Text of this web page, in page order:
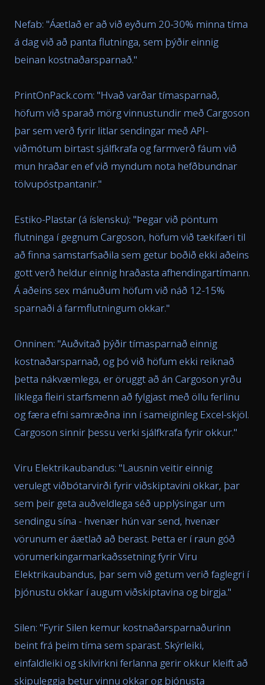
Nefab: "Áætlað er að við eyðum 20-30% minna tíma
á dag við að panta flutninga, sem þýðir einnig
beinan kostnaðarsparnað."
PrintOnPack.com: "Hvað varðar tímasparnað,
höfum við sparað mörg vinnustundir með Cargoson
þar sem verð fyrir litlar sendingar með API-
viðmótum birtast sjálfkrafa og farmverð fáum við
mun hraðar en ef við myndum nota hefðbundnar
tölvupóstpantanir."
Estiko-Plastar (á íslensku): "Þegar við pöntum
flutninga í gegnum Cargoson, höfum við tækifæri til
að finna samstarfsaðila sem getur boðið ekki aðeins
gott verð heldur einnig hraðasta afhendingartímann.
Á aðeins sex mánuðum höfum við náð 12-15%
sparnaði á farmflutningum okkar."
Onninen: "Auðvitað þýðir tímasparnað einnig
kostnaðarsparnað, og þó við höfum ekki reiknað
þetta nákvæmlega, er öruggt að án Cargoson yrðu
líklega fleiri starfsmenn að fylgjast með öllu ferlinu
og færa efni samræðna inn í sameiginleg Excel-skjöl.
Cargoson sinnir þessu verki sjálfkrafa fyrir okkur."
Viru Elektrikaubandus: "Lausnin veitir einnig
verulegt viðbótarvirði fyrir viðskiptavini okkar, þar
sem þeir geta auðveldlega séð upplýsingar um
sendingu sína - hvenær hún var send, hvenær
vörunum er áætlað að berast. Þetta er í raun góð
vörumerkingarmarkaðssetning fyrir Viru
Elektrikaubandus, þar sem við getum verið faglegri í
þjónustu okkar í augum viðskiptavina og birgja."
Silen: "Fyrir Silen kemur kostnaðarsparnaðurinn
beint frá þeim tíma sem sparast. Skýrleiki,
einfaldleiki og skilvirkni ferlanna gerir okkur kleift að
skipuleggja betur vinnu okkar og þjónusta